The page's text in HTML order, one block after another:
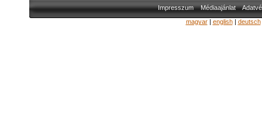
Impresszum Médiaajánlat
magyar| english| deutsch